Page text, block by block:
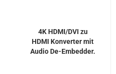
4K HDMI/DVI zu
HDMI Konverter mit
Audio De-Embedder.